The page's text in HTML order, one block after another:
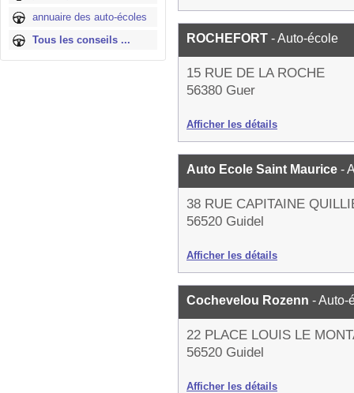
annuaire des auto-écoles
Tous les conseils ...
ROCHEFORT - Auto-école
15 RUE DE LA ROCHE
56380 Guer
Afficher les détails
Auto Ecole Saint Maurice -
38 RUE CAPITAINE
56520 Guidel
Afficher les détails
Cochevelou Rozenn - Auto-
22 PLACE LOUIS LE
56520 Guidel
Afficher les détails